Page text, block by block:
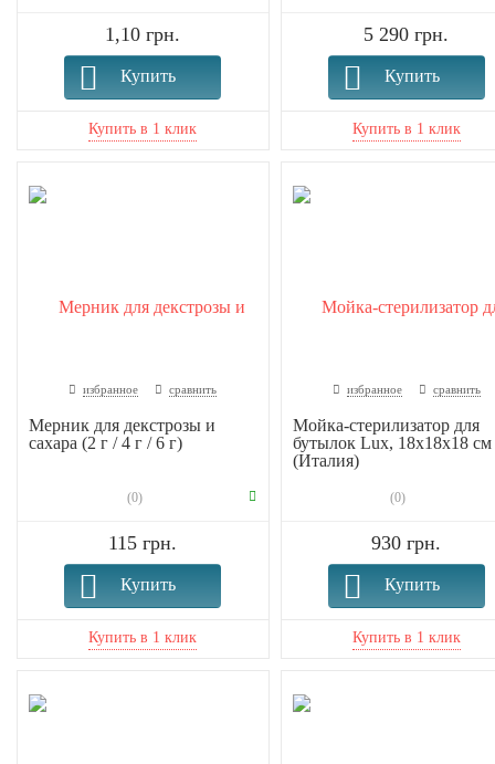
1,10 грн.
Купить
5 290 грн.
Купить
избранное сравнить
Мерник для декстрозы и
сахара (2 г / 4 г / 6 г)
(0)
115 грн.
Купить
избранное сравнить
Мойка-стерилизатор для
бутылок Lux, 18х18х18 см
(Италия)
(0)
930 грн.
Купить